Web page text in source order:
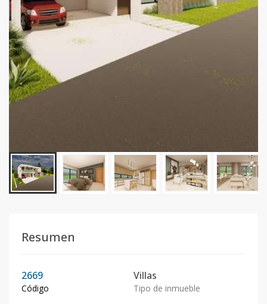
Resumen
2669
Código
Villas
Tipo de inmueble